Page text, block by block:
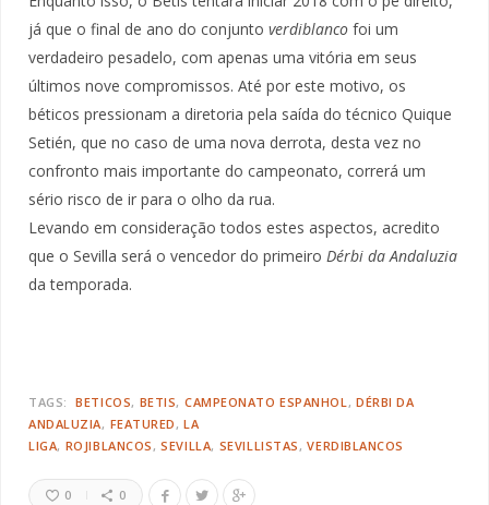
já que o final de ano do conjunto verdiblanco foi um
verdadeiro pesadelo, com apenas uma vitória em seus
últimos nove compromissos. Até por este motivo, os
béticos pressionam a diretoria pela saída do técnico Quique
Setién, que no caso de uma nova derrota, desta vez no
confronto mais importante do campeonato, correrá um
sério risco de ir para o olho da rua.
Levando em consideração todos estes aspectos, acredito
que o Sevilla será o vencedor do primeiro Dérbi da Andaluzia
da temporada.
TAGS: BETICOS BETIS CAMPEONATO ESPANHOL
DÉRBI DA
ANDALUZIA FEATURED
LA
LIGA ROJIBLANCOS SEVILLA SEVILLISTAS VERDIBLANCOS
0 0